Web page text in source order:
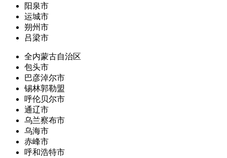
阳泉市
运城市
朔州市
吕梁市
全内蒙古自治区
包头市
巴彦淖尔市
锡林郭勒盟
呼伦贝尔市
通辽市
乌兰察布市
乌海市
赤峰市
呼和浩特市